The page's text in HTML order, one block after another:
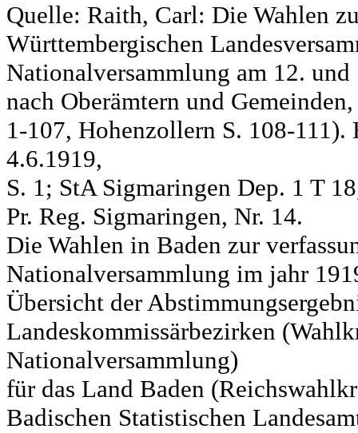
Quelle: Raith, Carl: Die Wahlen
Württembergischen
Nationalversammlung am 12. und
nach Oberämtern und
1-107, Hohenzollern S. 108-
4.6.1919,
S. 1; StA Sigmaringen Dep. 1 T
Pr. Reg. Sigmaringen, Nr. 14.
Die Wahlen in Baden zur
Nationalversammlung im jahr
Übersicht der
Landeskommissärbezirken
Nationalversammlung)
für das Land Baden
Badischen Statistischen